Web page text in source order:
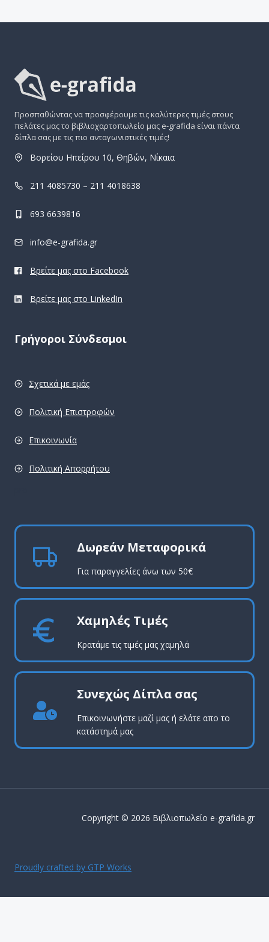
Προσπαθώντας να προσφέρουμε τις καλύτερες τιμές στους
πελάτες μας το βιβλιοχαρτοπωλείο μας e-grafida είναι πάντα
δίπλα σας με τις πιο ανταγωνιστικές τιμές!
Βορείου Ηπείρου 10, Θηβών, Νίκαια
211 4085730 – 211 4018638
693 6639816
info@e-grafida.gr
Βρείτε μας στο Facebook
Βρείτε μας στο LinkedIn
Γρήγοροι Σύνδεσμοι
Σχετικά με εμάς
Πολιτική Επιστροφών
Επικοινωνία
Πολιτική Απορρήτου
Δωρεάν Μεταφορικά
Για παραγγελίες άνω των 50€
Χαμηλές Τιμές
Κρατάμε τις τιμές μας χαμηλά
Συνεχώς Δίπλα σας
Επικοινωνήστε μαζί μας ή ελάτε απο το
κατάστημά μας
Copyright © 2026 Βιβλιοπωλείο e-grafida.gr
Proudly crafted by GTP Works